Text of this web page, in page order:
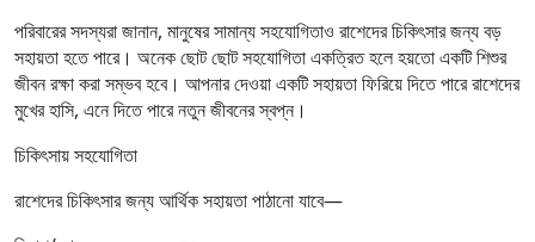
পরিবারের সদস্যরা জানান, মানুষের সামান্য সহযোগিতাও রাশেদের চিকিৎসার জন্য বড়
সহায়তা হতে পারে। অনেক ছোট ছোট সহযোগিতা একত্রিত হলে হয়তো একটি শিশুর
জীবন রক্ষা করা সম্ভব হবে। আপনার দেওয়া একটি সহায়তা ফিরিয়ে দিতে পারে রাশেদের
মুখের হাসি, এনে দিতে পারে নতুন জীবনের স্বপ্ন।
চিকিৎসায় সহযোগিতা
রাশেদের চিকিৎসার জন্য আর্থিক সহায়তা পাঠানো যাবে—